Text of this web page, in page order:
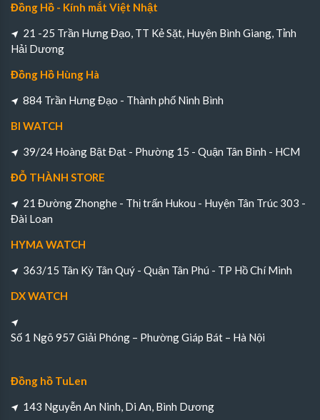
Đồng Hồ - Kính mắt Việt Nhật
21 -25 Trần Hưng Đạo, TT Kẻ Sặt, Huyện Bình Giang, Tỉnh
Hải Dương
Đồng Hồ Hùng Hà
884 Trần Hưng Đạo - Thành phố Ninh Bình
BI WATCH
39/24 Hoàng Bật Đạt - Phường 15 - Quận Tân Bình - HCM
ĐỖ THÀNH STORE
21 Đường Zhonghe - Thị trấn Hukou - Huyện Tân Trúc 303 -
Đài Loan
HYMA WATCH
363/15 Tân Kỳ Tân Quý - Quận Tân Phú - TP Hồ Chí Minh
DX WATCH
Số 1 Ngõ 957 Giải Phóng – Phường Giáp Bát – Hà Nội
Đồng hồ TuLen
143 Nguyễn An Ninh, Di An, Bình Dương